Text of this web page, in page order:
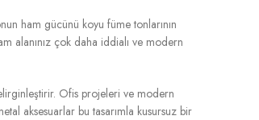
ham gücünü koyu füme tonlarının
alanınız çok daha iddialı ve modern
Ofis projeleri ve modern
aksesuarlar bu tasarımla kusursuz bir